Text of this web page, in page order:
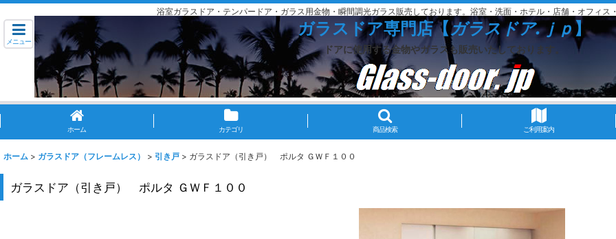
浴室ガラスドア・テンパードア・ガラス用金物・瞬間調光ガラス販売しております。浴室・洗面・ホテル・店舗・オフィス
メニュー
ガラスドア専門店【ガラスドア.ｊｐ】
ドアに使用する金物やガラスも販売いたしております。
ホーム カテゴリ 商品検索 ご利用案内
ホーム > ガラスドア（フレームレス） > 引き戸 > ガラスドア（引き戸） ポルタ ＧＷＦ１００
ガラスドア（引き戸） ポルタ ＧＷＦ１００